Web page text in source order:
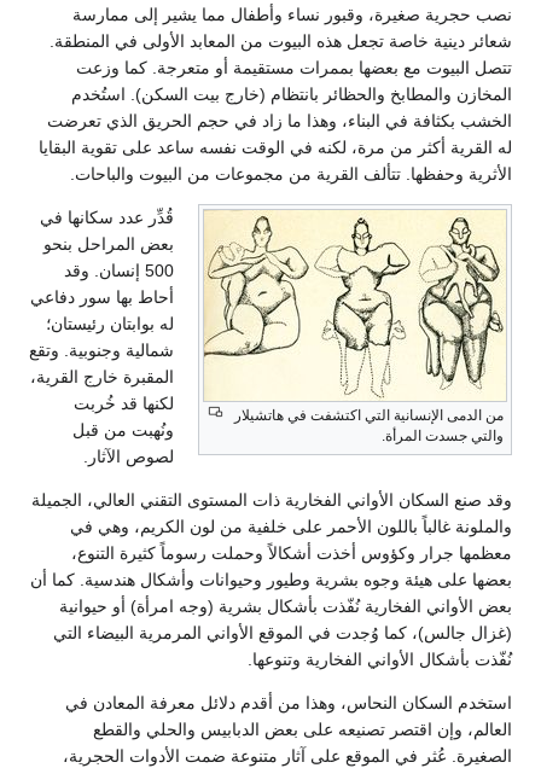
صغيرة، وقبور نساء وأطفال مما يشير إلى ممارسة
خاصة تجعل هذه البيوت من المعابد الأولى في المنطقة.
مع بعضها بممرات مستقيمة أو متعرجة. كما وزعت
والحظائر بانتظام (خارج بيت السكن). استُخدم
في البناء، وهذا ما زاد في حجم الحريق الذي تعرضت
من مرة، لكنه في الوقت نفسه ساعد على تقوية البقايا
تتألف القرية من مجموعات من البيوت والباحات.
التي اكتشفت في هاتشيلار
المرأة.
قُدِّر عدد سكانها في
بعض المراحل بنحو
500 إنسان. وقد
أحاط بها سور دفاعي
له بوابتان رئيستان؛
شمالية وجنوبية. وتقع
المقبرة خارج القرية،
لكنها قد خُربت
ونُهبت من قبل
لصوص الآثار.
الأواني الفخارية ذات المستوى التقني العالي، الجميلة
باللون الأحمر على خلفية من لون الكريم، وهي في
وكؤوس أخذت أشكالاً وحملت رسوماً كثيرة التنوع،
وجوه بشرية وطيور وحيوانات وأشكال هندسية. كما أن
الفخارية نُفّذت بأشكال بشرية (وجه امرأة) أو حيوانية
كما وُجدت في الموقع الأواني المرمرية البيضاء التي
الأواني الفخارية وتنوعها.
النحاس، وهذا من أقدم دلائل معرفة المعادن في
اقتصر تصنيعه على بعض الدبابيس والحلي والقطع
في الموقع على آثار متنوعة ضمت الأدوات الحجرية،